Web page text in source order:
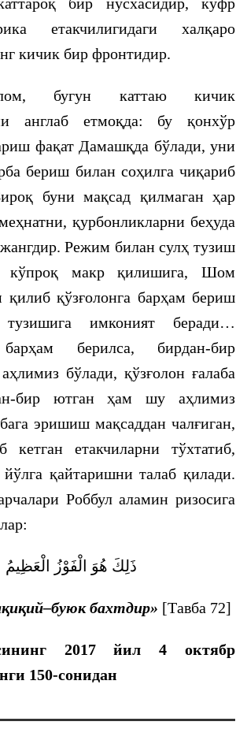
етакчилигидаги халқаро
кичик бир фронтидир.
бугун каттаю кичик
англаб етмоқда: бу қонхўр
фақат Дамашқда бўлади, уни
бериш билан соҳилга чиқариб
буни мақсад қилмаган ҳар
қурбонликларни беҳуда
жангдир. Режим билан сулҳ тузиш
кўпроқ макр қилишига, Шом
қилиб қўзғолонга барҳам бериш
имконият беради…
барҳам берилса, бирдан-бир
бўлади, қўзғолон ғалаба
бир ютган ҳам шу аҳлимиз
эришиш мақсаддан чалғиган,
кетган етакчиларни тўхтатиб,
қайтаришни талаб қилади.
Роббул аламин ризосига
ذَلِكَ هُوَ الْفَوْزُ الْعَظِيمُ
–буюк бахтдир» [Тавба 72]
2017 йил 4 октябр
150-сонидан